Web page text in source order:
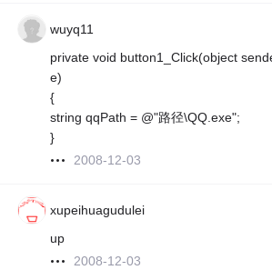
wuyq11
private void button1_Click(object
e)
{
string qqPath = @"路径\QQ.exe";
}
2008-12-03
xupeihuagudulei
up
2008-12-03